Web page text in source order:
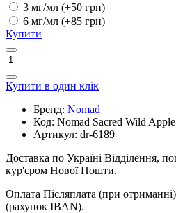
3 мг/мл (+50 грн)
6 мг/мл (+85 грн)
Купити
Купити в один клік
Бренд: Nomad
Код: Nomad Sacred Wild
Артикул: dr-6189
Доставка по Україні Відділення,
кур'єром Нової Пошти.
Оплата Післяплата (при
(рахунок IBAN).